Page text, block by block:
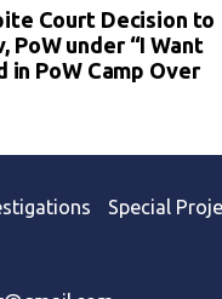
Court Decision to
PoW under “I Want
in PoW Camp Over
Special